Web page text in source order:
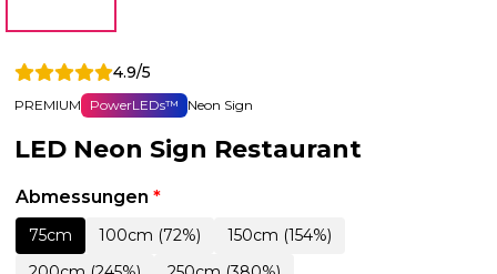
4.9/5
PREMIUM PowerLEDs™ Neon Sign
LED Neon Sign Restaurant
Abmessungen *
75cm 100cm (72%)
150cm (154%)